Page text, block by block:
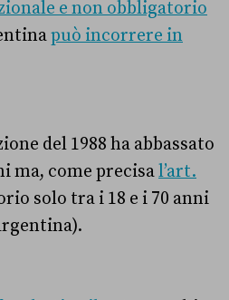
e non obbligatorio
può incorrere in
del 1988 ha abbassato
ma, come precisal’art.
solo tra i 18 e i 70 anni
).